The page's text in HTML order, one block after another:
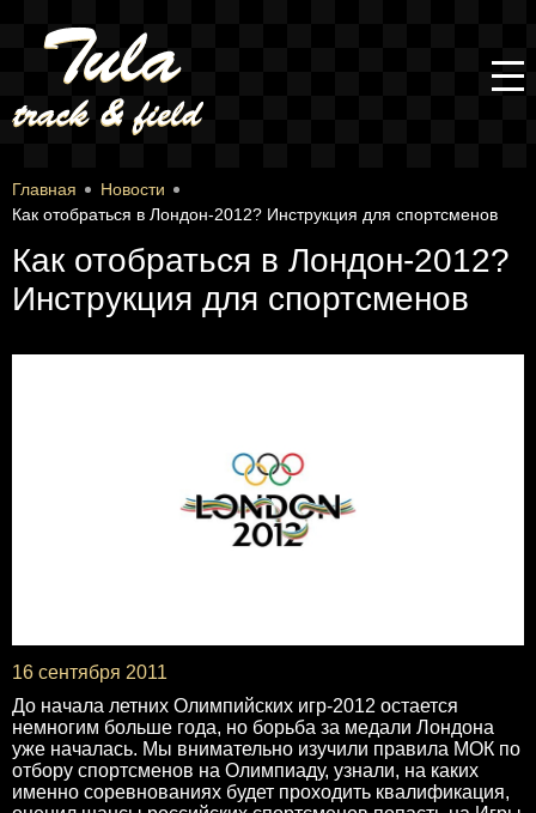
Главная
Новости
Как отобраться в Лондон-2012? Инструкция для спортсменов
Как отобраться в Лондон-2012?
Инструкция для спортсменов
16 сентября 2011
До начала летних Олимпийских игр-2012 остается
немногим больше года, но борьба за медали Лондона
уже началась. Мы внимательно изучили правила МОК по
отбору спортсменов на Олимпиаду, узнали, на каких
именно соревнованиях будет проходить квалификация,